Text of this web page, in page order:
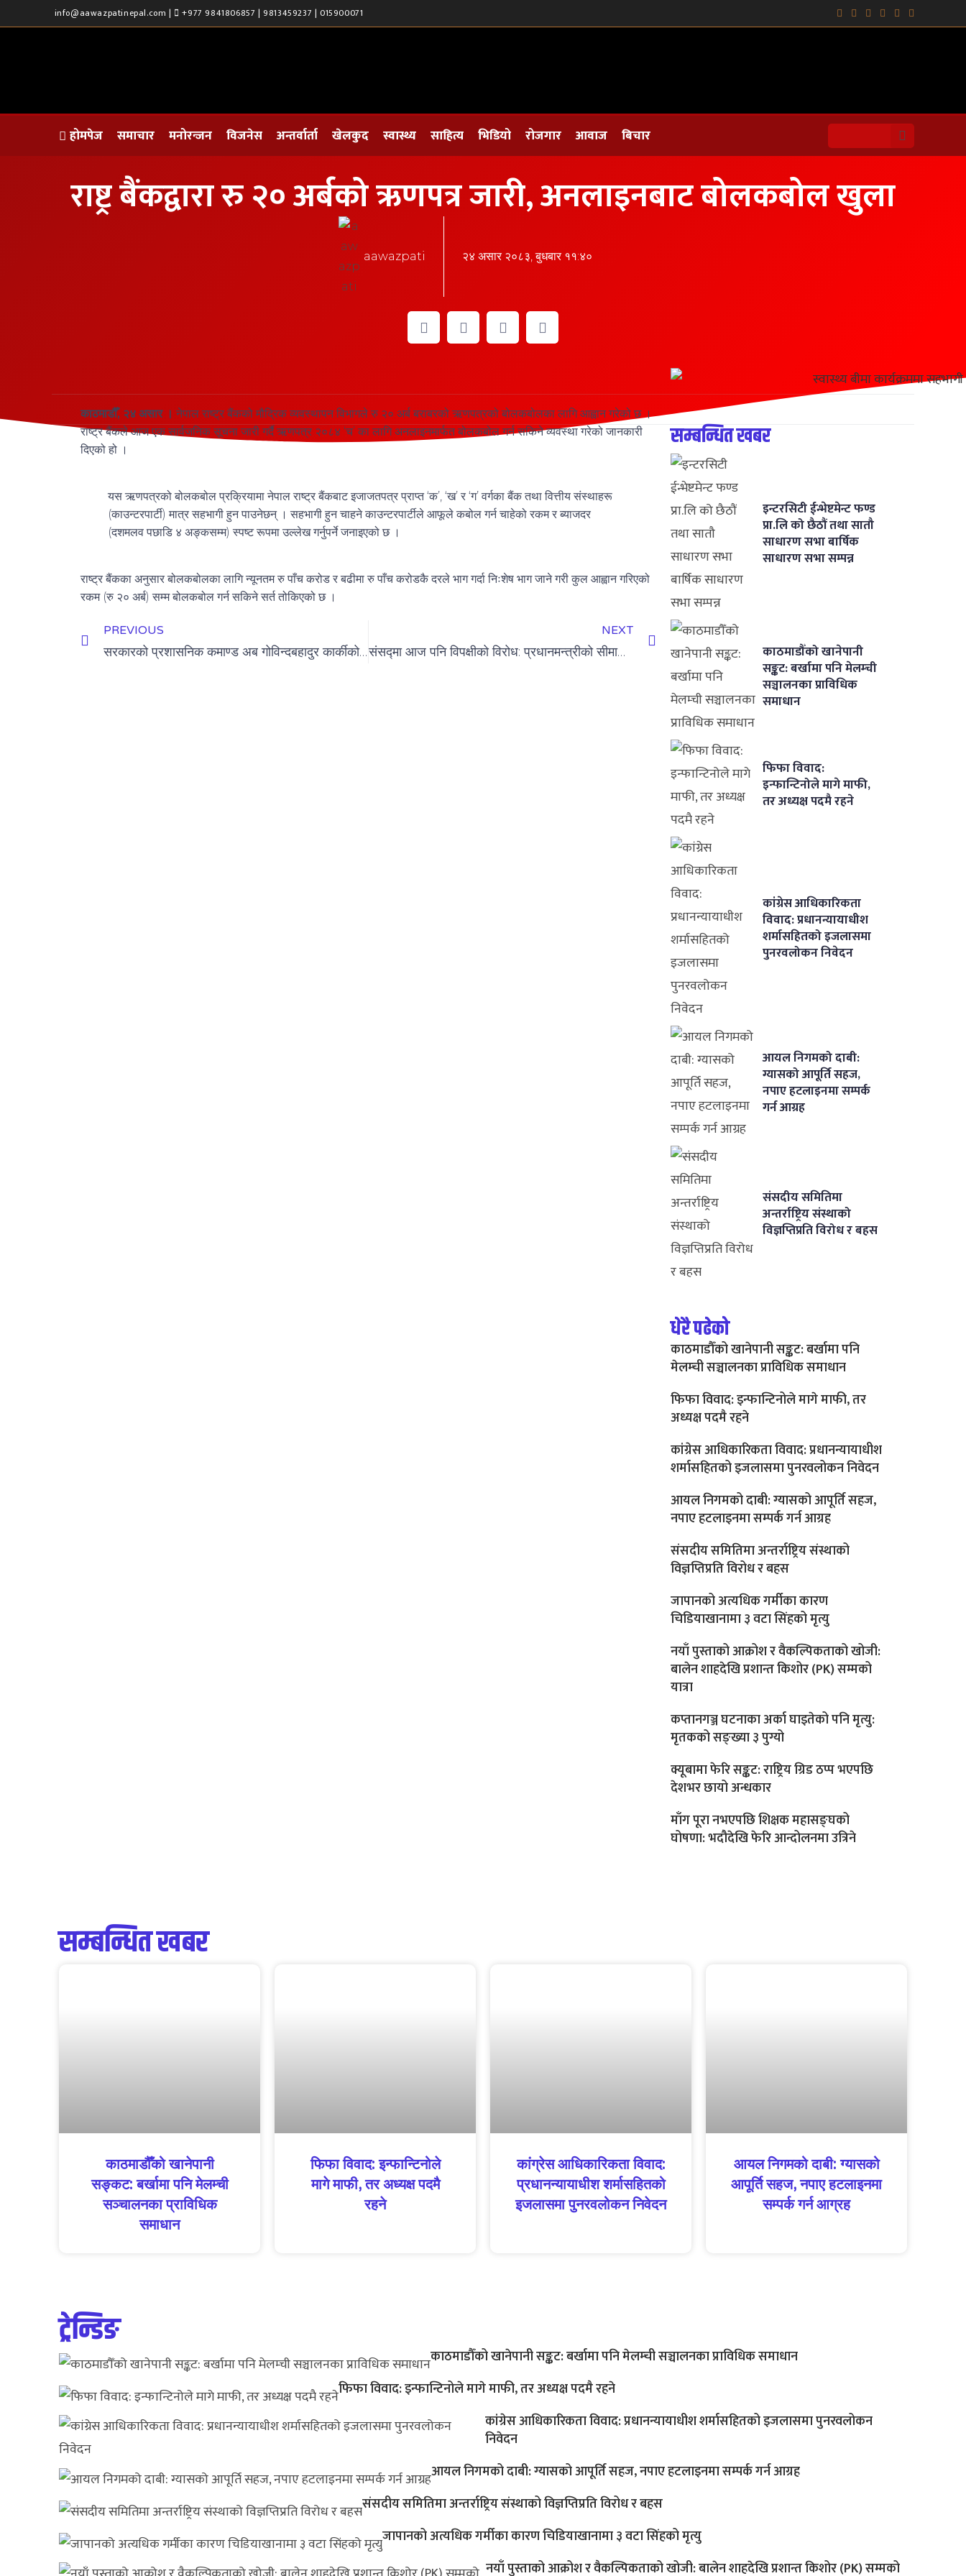
info@aawazpatinepal.com | +977 9841806857 | 9813459237 | 015900071
होमपेज समाचार मनोरन्जन विजनेस अन्तर्वार्ता खेलकुद स्वास्थ्य साहित्य भिडियो रोजगार आवाज बिचार
राष्ट्र बैंकद्वारा रु २० अर्बको ऋणपत्र जारी, अनलाइनबाट बोलकबोल खुला
aawazpati २४ असार २०८३, बुधबार ११:४०
काठमाडौँ, २४ असार । नेपाल राष्ट्र बैंकको मौद्रिक व्यवस्थापन विभागले रु २० अर्ब बराबरको ऋणपत्रको बोलकबोलका लागि आह्वान गरेको छ ।
राष्ट्र बैंकले आज एक सार्वजनिक सूचना जारी गर्दै ऋणपत्र २०८४ ‘च’ का लागि अनलाइनमार्फत बोलकबोल गर्न सकिने व्यवस्था गरेको जानकारी
दिएको हो ।
यस ऋणपत्रको बोलकबोल प्रक्रियामा नेपाल राष्ट्र बैंकबाट इजाजतपत्र प्राप्त ‘क’, ‘ख’ र ‘ग’ वर्गका बैंक तथा वित्तीय संस्थाहरू
(काउन्टरपार्टी) मात्र सहभागी हुन पाउनेछन् । सहभागी हुन चाहने काउन्टरपार्टीले आफूले कबोल गर्न चाहेको रकम र ब्याजदर
(दशमलव पछाडि ४ अङ्कसम्म) स्पष्ट रूपमा उल्लेख गर्नुपर्ने जनाइएको छ ।
राष्ट्र बैंकका अनुसार बोलकबोलका लागि न्यूनतम रु पाँच करोड र बढीमा रु पाँच करोडकै दरले भाग गर्दा निःशेष भाग जाने गरी कुल आह्वान गरिएको
रकम (रु २० अर्ब) सम्म बोलकबोल गर्न सकिने सर्त तोकिएको छ ।
PREVIOUS
सरकारको प्रशासनिक कमाण्ड अब गोविन्दबहादुर कार्कीको हातमा
NEXT
संसद्‍मा आज पनि विपक्षीको विरोध: प्रधानमन्त्रीको सीमासम्बन्धी अभिव्यक्तिप्रति जवाफ माग
सम्बन्धित खबर
इन्टरसिटी ईन्भेष्टमेन्ट फण्ड
प्रा.लि को छैठौं तथा सातौ
साधारण सभा बार्षिक
साधारण सभा सम्पन्न
काठमाडौँको खानेपानी
सङ्कट: बर्खामा पनि मेलम्ची
सञ्चालनका प्राविधिक
समाधान
फिफा विवाद:
इन्फान्टिनोले मागे माफी,
तर अध्यक्ष पदमै रहने
कांग्रेस आधिकारिकता
विवाद: प्रधानन्यायाधीश
शर्मासहितको इजलासमा
पुनरवलोकन निवेदन
आयल निगमको दाबी:
ग्यासको आपूर्ति सहज,
नपाए हटलाइनमा सम्पर्क
गर्न आग्रह
संसदीय समितिमा
अन्तर्राष्ट्रिय संस्थाको
विज्ञप्तिप्रति विरोध र बहस
धेरै पढेको
काठमाडौँको खानेपानी सङ्कट: बर्खामा पनि
मेलम्ची सञ्चालनका प्राविधिक समाधान
फिफा विवाद: इन्फान्टिनोले मागे माफी, तर
अध्यक्ष पदमै रहने
कांग्रेस आधिकारिकता विवाद: प्रधानन्यायाधीश
शर्मासहितको इजलासमा पुनरवलोकन निवेदन
आयल निगमको दाबी: ग्यासको आपूर्ति सहज,
नपाए हटलाइनमा सम्पर्क गर्न आग्रह
संसदीय समितिमा अन्तर्राष्ट्रिय संस्थाको
विज्ञप्तिप्रति विरोध र बहस
जापानको अत्यधिक गर्मीका कारण
चिडियाखानामा ३ वटा सिंहको मृत्यु
नयाँ पुस्ताको आक्रोश र वैकल्पिकताको खोजी:
बालेन शाहदेखि प्रशान्त किशोर (PK) सम्मको
यात्रा
कप्तानगञ्ज घटनाका अर्का घाइतेको पनि मृत्यु:
मृतकको सङ्ख्या ३ पुग्यो
क्यूबामा फेरि सङ्कट: राष्ट्रिय ग्रिड ठप्प भएपछि
देशभर छायो अन्धकार
माँग पूरा नभएपछि शिक्षक महासङ्घको
घोषणा: भदौदेखि फेरि आन्दोलनमा उत्रिने
सम्बन्धित खबर
काठमाडौँको खानेपानी
सङ्कट: बर्खामा पनि मेलम्ची
सञ्चालनका प्राविधिक
समाधान
फिफा विवाद: इन्फान्टिनोले
मागे माफी, तर अध्यक्ष पदमै
रहने
कांग्रेस आधिकारिकता विवाद:
प्रधानन्यायाधीश शर्मासहितको
इजलासमा पुनरवलोकन निवेदन
आयल निगमको दाबी: ग्यासको
आपूर्ति सहज, नपाए हटलाइनमा
सम्पर्क गर्न आग्रह
ट्रेन्डिङ
काठमाडौँको खानेपानी सङ्कट: बर्खामा पनि मेलम्ची सञ्चालनका प्राविधिक समाधान
फिफा विवाद: इन्फान्टिनोले मागे माफी, तर अध्यक्ष पदमै रहने
कांग्रेस आधिकारिकता विवाद: प्रधानन्यायाधीश शर्मासहितको इजलासमा पुनरवलोकन
निवेदन
आयल निगमको दाबी: ग्यासको आपूर्ति सहज, नपाए हटलाइनमा सम्पर्क गर्न आग्रह
संसदीय समितिमा अन्तर्राष्ट्रिय संस्थाको विज्ञप्तिप्रति विरोध र बहस
जापानको अत्यधिक गर्मीका कारण चिडियाखानामा ३ वटा सिंहको मृत्यु
नयाँ पुस्ताको आक्रोश र वैकल्पिकताको खोजी: बालेन शाहदेखि प्रशान्त किशोर (PK) सम्मको